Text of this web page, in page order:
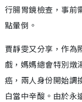
行腸胃鏡檢查，事前
點暈倒。
賈靜雯又分享，作為
戲，媽媽總會特別燉
癌，兩人身份開始調
白當中辛酸。由於永